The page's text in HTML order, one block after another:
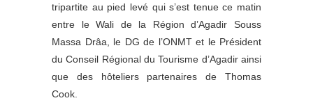
tripartite au pied levé qui s’est tenue ce matin
entre le Wali de la Région d’Agadir Souss
Massa Drâa, le DG de l’ONMT et le Président
du Conseil Régional du Tourisme d’Agadir ainsi
que des hôteliers partenaires de Thomas
Cook.